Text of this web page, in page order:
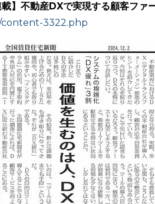
】不動産DXで実現する顧客ファ
content-3322.php